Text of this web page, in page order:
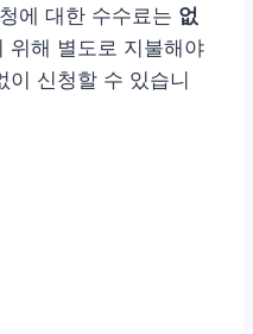
에 대한 수수료는 없
위해 별도로 지불해야
이 신청할 수 있습니